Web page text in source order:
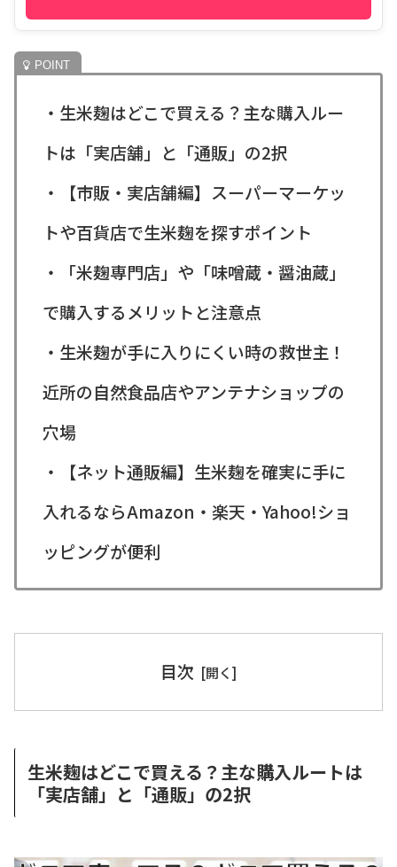
・生米麹はどこで買える？主な購入ルー
トは「実店舗」と「通販」の2択
・【市販・実店舗編】スーパーマーケッ
トや百貨店で生米麹を探すポイント
・「米麹専門店」や「味噌蔵・醤油蔵」
で購入するメリットと注意点
・生米麹が手に入りにくい時の救世主！
近所の自然食品店やアンテナショップの
穴場
・【ネット通販編】生米麹を確実に手に
入れるならAmazon・楽天・Yahoo!ショ
ッピングが便利
目次
生米麹はどこで買える？主な購入ルートは
「実店舗」と「通販」の2択